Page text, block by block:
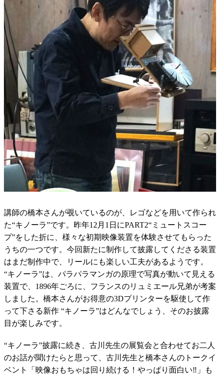
講師の橋本さんが覗いているのが、レゴなどを用いて作られ
た“キノーラ”です。昨年12月1日にPART2“ミュートスコー
プ”をした折に、様々な初期映像装置を体験させてもらった
うちの一つです。今回新たに制作して披露してくださる装置
はまだ制作中で、リールにも楽しい工夫があるようです。
“キノーラ”は、パラパラマンガの原理で写真が動いて見える
装置で、1896年ごろに、フランスのリュミエール兄弟が考案
しました。橋本さんがお得意の3Dプリンターを駆使して作
って下さる新作 “キノーラ”はどんなでしょう、そのお披露
目が楽しみです。
“キノーラ”披露に続き、古川先生の展覧会と合わせてお二人
のお話が聞けたらと思って、古川先生と橋本さんのトークイ
ベント「映像おもちゃは回り続ける！やっぱり面白い‼」も